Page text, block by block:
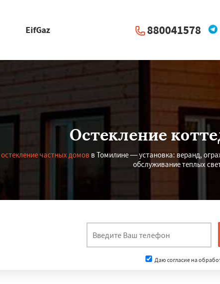
EifGaz 880041578
Остекление
остекление частных домов в Томилине — установка: веранд,
обслуживание теплых
Даю согласие на